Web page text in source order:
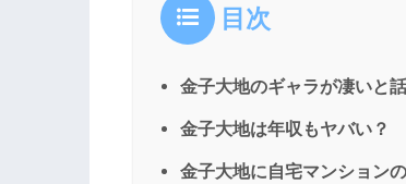
目次
金子大地のギャラが凄いと話
金子大地は年収もヤバい？
金子大地に自宅マンション